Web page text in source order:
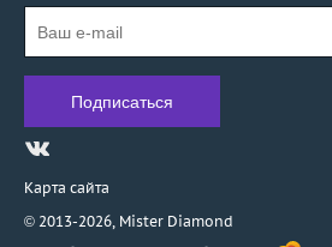
Карта сайта
© 2013-2026, Mister Diamond